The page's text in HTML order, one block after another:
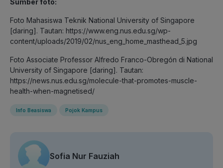
Sumber foto:
Foto Mahasiswa Teknik National University of Singapore
[daring]. Tautan: https://www.eng.nus.edu.sg/wp-
content/uploads/2019/02/nus_eng_home_masthead_5.jpg
Foto Associate Professor Alfredo Franco-Obregón di National
University of Singapore [daring]. Tautan:
https://news.nus.edu.sg/molecule-that-promotes-muscle-
health-when-magnetised/
Info Beasiswa Pojok Kampus
Sofia Nur Fauziah